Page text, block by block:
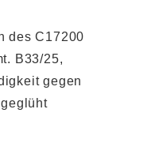
des C17200
B33/25,
gegen